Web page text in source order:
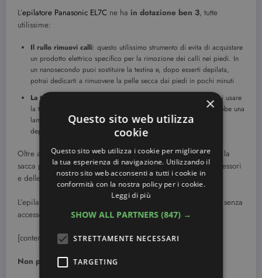
L’epilatore Panasonic EL7C ne ha in dotazione ben 3, tutte
utilissime:
Il rullo rimuovi calli: questo utilissimo strumento di evita di acquistare
un prodotto elettrico specifico per la rimozione dei calli nei piedi. In
un nanosecondo puoi sostituire la testina e, dopo esserti depilata,
potrai dedicarti a rimuovere la pelle secca dai piedi in pochi minuti
La testina “rasoio”
: per le zone delicate, come le ascelle, puoi usare
la testina a rasoio che non strappa i peli ma li taglia come farebbe una
lametta. Questo è molto utile anche per la zona bikini e per una
depilazione velocissima.
Oltre alle testine, sono poi disponibili diversi accessori come la
sacca per tenere tutto in ordine, il pennello per pulire gli accessori
e delle testine massaggianti.
L’epilatore Panasonic è disponibile in diverse versioni, con o senza
accessori, in vendita a questi prezzi:
[content-egg module=Amazon]
Non perdere anche questi consigli:
×
Questo sito web utilizza
cookie
Questo sito web utilizza i cookie per migliorare
la tua esperienza di navigazione. Utilizzando il
nostro sito web acconsenti a tutti i cookie in
conformità con la nostra policy per i cookie.
Leggi di più
SHOW ALL PARTNERS (847) →
STRETTAMENTE NECESSARI
TARGETING